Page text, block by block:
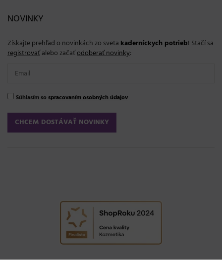
NOVINKY
Získajte prehľad o novinkách zo sveta kaderníckych potrieb! Stačí sa
registrovaťalebo začaťodoberať novinky:
Súhlasím so spracovaním osobných údajov